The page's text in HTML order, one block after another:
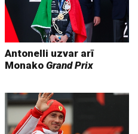
Antonelli uzvar arī
MonakoGrand Prix